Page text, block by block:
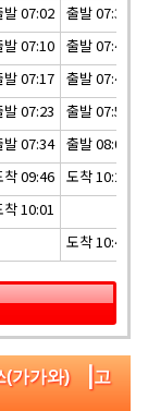
발 07:02 출발 07:32
발 07:10 출발 07:40
발 07:17 출발 07:47
발 07:23 출발 07:54
발 07:34 출발 08:07
착 09:46 도착 10:26
착 10:01
도착 10:46
(가가와) |고